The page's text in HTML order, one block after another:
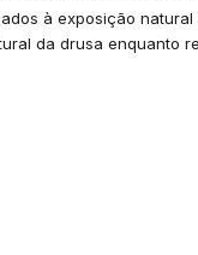
à exposição natural
da drusa enquanto